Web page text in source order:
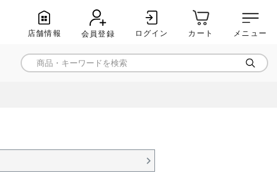
店舗情報 会員登録 ログイン カート メニュー